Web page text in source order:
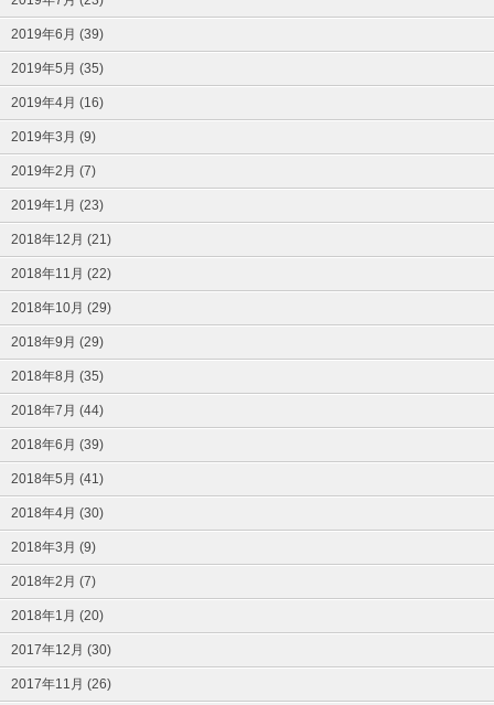
2019年6月 (39)
2019年5月 (35)
2019年4月 (16)
2019年3月 (9)
2019年2月 (7)
2019年1月 (23)
2018年12月 (21)
2018年11月 (22)
2018年10月 (29)
2018年9月 (29)
2018年8月 (35)
2018年7月 (44)
2018年6月 (39)
2018年5月 (41)
2018年4月 (30)
2018年3月 (9)
2018年2月 (7)
2018年1月 (20)
2017年12月 (30)
2017年11月 (26)